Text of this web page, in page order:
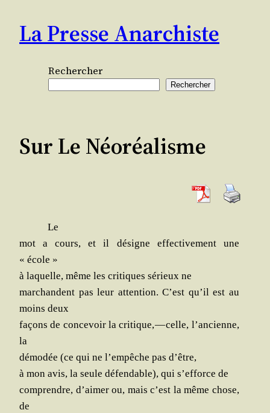
contenu
La Presse Anarchiste
Rechercher
Rechercher
Sur Le Néoréalisme
Le
mot a cours, et il désigne effec­ti­ve­ment une
« école »
à laquelle, même les cri­tiques sérieux ne
mar­chandent pas leur atten­tion. C’est qu’il est au
moins deux
façons de conce­voir la cri­tique, — celle, l’ancienne,
la
démo­dée (ce qui ne l’empêche pas d’être,
à mon avis, la seule défen­dable), qui s’efforce de
com­prendre, d’aimer ou, mais c’est la même chose,
de